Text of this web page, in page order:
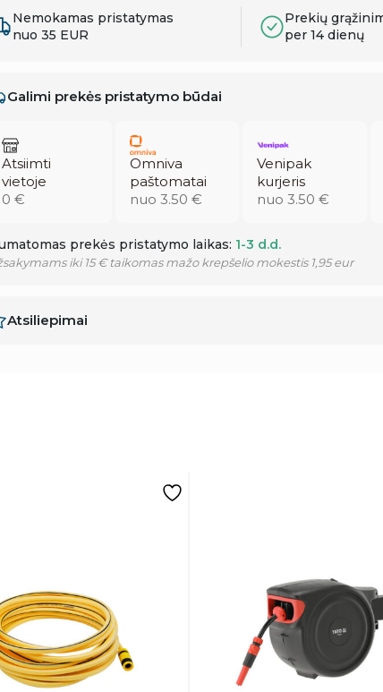
Nemokamas pristatymas
nuo 35 EUR
Prekių
per 14 dienų
Galimi prekės pristatymo būdai
Atsiimti
vietoje
0 €
Omniva
paštomatai
nuo 3.50 €
Venipak
kurjeris
nuo 3.50 €
prekės pristatymo laikas: 1-3 d.d.
iki 15 € taikomas mažo krepšelio mokestis 1,95 eur
Atsiliepimai